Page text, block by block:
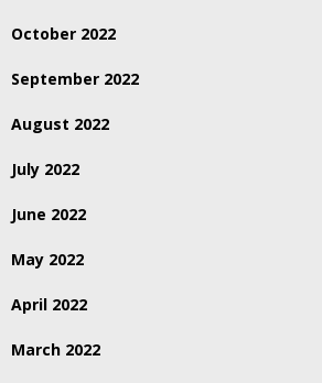
October 2022
September 2022
August 2022
July 2022
June 2022
May 2022
April 2022
March 2022